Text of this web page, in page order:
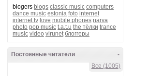
blogers blogs classic music computers
dance music estonia foto internet
internet tv love mobile phones narva
photo pop music t.a.t.u the тёлки trance
music video virunet блоггеры
-
Постоянные читатели
Все (1005)